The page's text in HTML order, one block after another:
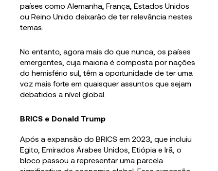
países como Alemanha, França, Estados Unidos
ou Reino Unido deixarão de ter relevância nestes
temas.
No entanto, agora mais do que nunca, os países
emergentes, cuja maioria é composta por nações
do hemisfério sul, têm a oportunidade de ter uma
voz mais forte em quaisquer assuntos que sejam
debatidos a nível global.
BRICS e Donald Trump
Após a expansão do BRICS em 2023, que incluiu
Egito, Emirados Árabes Unidos, Etiópia e Irã, o
bloco passou a representar uma parcela